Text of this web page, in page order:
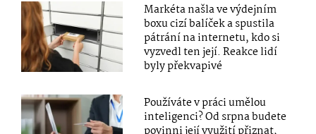
Markéta našla ve výdejním
boxu cizí balíček a spustila
pátrání na internetu, kdo si
vyzvedl ten její. Reakce lidí
byly překvapivé
Používáte v práci umělou
inteligenci? Od srpna budete